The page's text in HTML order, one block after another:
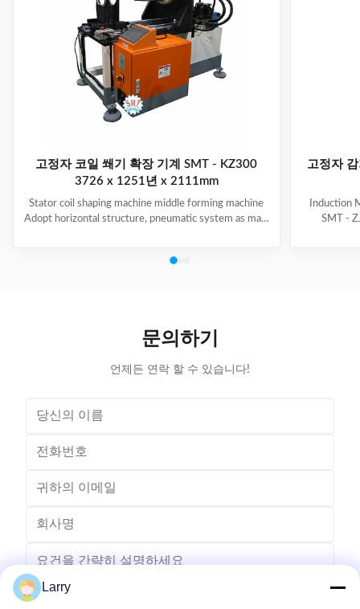
고정자 코일 쐐기 확장 기계 SMT - KZ300
3726 x 1251년 x 2111mm
Stator coil shaping machine middle forming machine
Adopt horizontal structure, pneumatic system as main
expanding blades is synchronous, no need two times
after expending. (1)
고정자
Induction
SMT -
문의하기
언제든 연락 할 수 있습니다!
Larry